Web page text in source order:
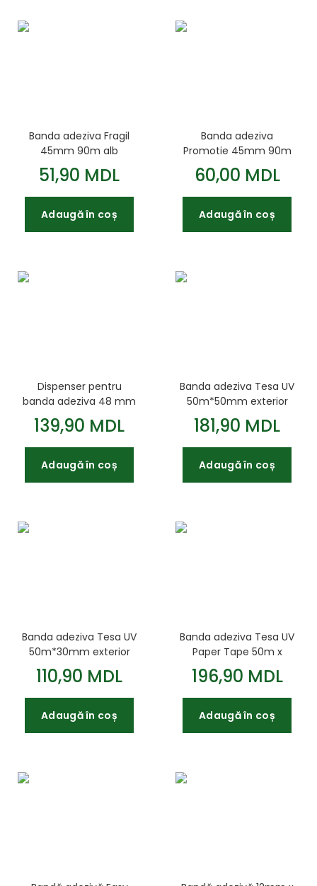
Banda adeziva Fragil
45mm 90m alb
51,90 MDL
Adaugă în coș
Banda adeziva
Promotie 45mm 90m
Galben
60,00 MDL
Adaugă în coș
Dispenser pentru
banda adeziva 48 mm
89004-2
139,90 MDL
Adaugă în coș
Banda adeziva Tesa UV
50m*50mm exterior
albastru
181,90 MDL
Adaugă în coș
Banda adeziva Tesa UV
50m*30mm exterior
albastru
110,90 MDL
Adaugă în coș
Banda adeziva Tesa UV
Paper Tape 50m x
38mm
196,90 MDL
Adaugă în coș